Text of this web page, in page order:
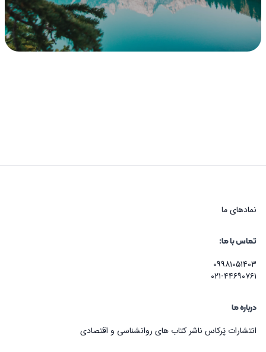
نماد‌های ما
تماس با ما:
۰۹۹۸۱۰۵۱۴۰۳
۰۲۱-۴۴۶۹۰۷۶۱
درباره ما
انتشارات پَرکاس ناشر کتاب های روانشناسی و اقتصادی